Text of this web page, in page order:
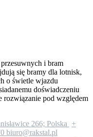
i bram
się bramy dla lotnisk,
o świetle wjazdu
doświadczeniu
rozwiązanie pod względem
266; Polska
+
biuro@rakstal.pl